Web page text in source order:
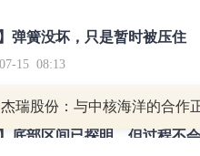
】弹簧没坏，只是暂时被压住
15 08:13
】底部区间已探明，但过程不
杰瑞股份：与中核海洋的合作